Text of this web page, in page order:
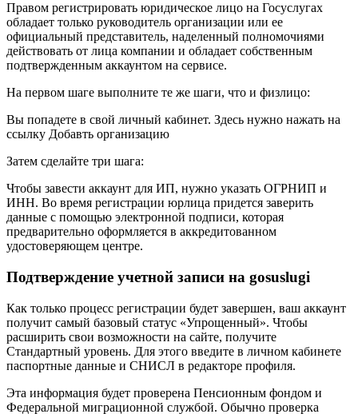
Правом регистрировать юридическое лицо на Госуслугах
обладает только руководитель организации или ее
официальный представитель, наделенный полномочиями
действовать от лица компании и обладает собственным
подтвержденным аккаунтом на сервисе.
На первом шаге выполните те же шаги, что и физлицо:
Вы попадете в свой личный кабинет. Здесь нужно нажать на
ссылку Добавть организацию
Затем сделайте три шага:
Чтобы завести аккаунт для ИП, нужно указать ОГРНИП и
ИНН. Во время регистрации юрлица придется заверить
данные с помощью электронной подписи, которая
предварительно оформляется в аккредитованном
удостоверяющем центре.
Подтверждение учетной записи на gosuslugi
Как только процесс регистрации будет завершен, ваш аккаунт
получит самый базовый статус «Упрощенный». Чтобы
расширить свои возможности на сайте, получите
Стандартный уровень. Для этого введите в личном кабинете
паспортные данные и СНИСЛ в редакторе профиля.
Эта информация будет проверена Пенсионным фондом и
Федеральной миграционной службой. Обычно проверка